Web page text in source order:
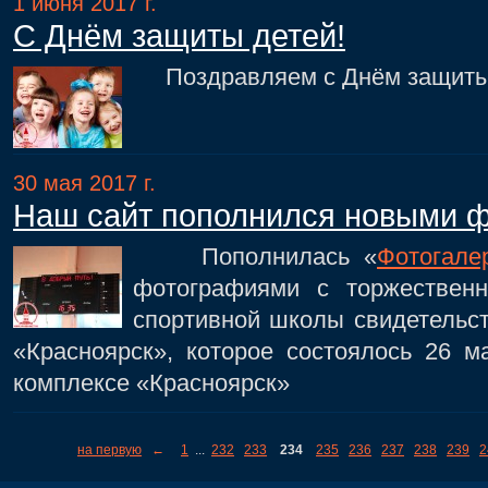
С Днём защиты детей!
Поздравляем с Днём
30 мая 2017 г.
Наш сайт пополнился новыми
Пополнилась «
фотографиями с
спортивной школы
«Красноярск», которое состоялось 26
комплексе «Красноярск»
на первую ← 1 ... 232 233 234 235 236 237 238 239